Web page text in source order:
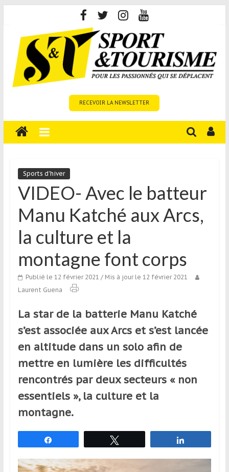
content
Tourisme
est
média
sur
tourisme
sportif
aux
voyageurs
ponctuels
réguliers,
passionnés
ou
simples
de
sport,
qui
déplacent
en
France
RECEVOIR LA NEWSLETTER
Sports d'hiver
VIDEO- Avec le batteur
Manu Katché aux Arcs,
la culture et la
montagne font corps
Publié le 12 février 2021 / Mis à jour le 12 février 2021
Laurent Guena
La star de la batterie Manu Katché
s’est associée aux Arcs et s’est lancée
en altitude dans un solo afin de
mettre en lumière les difficultés
rencontrés par deux secteurs « non
essentiels », la culture et la
montagne.